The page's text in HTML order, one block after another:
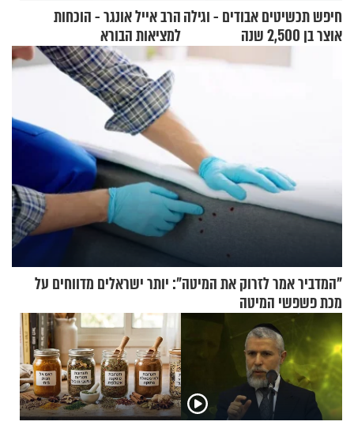
חיפש תכשיטים אבודים - וגילה
אוצר בן 2,500 שנה
הרב אייל אונגר - הוכחות
למציאות הבורא
"המדביר אמר לזרוק את המיטה": יותר ישראלים מדווחים על
מכת פשפשי המיטה